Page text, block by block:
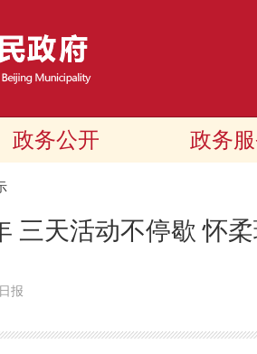
政务公开 政务
三天活动不停歇 怀
报